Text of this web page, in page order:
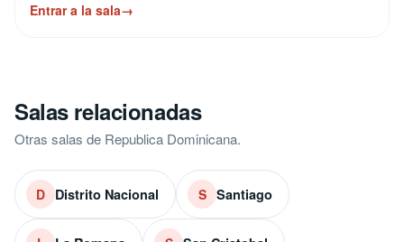
Entrar a la sala→
Salas relacionadas
Otras salas de Republica Dominicana.
D Distrito Nacional S Santiago